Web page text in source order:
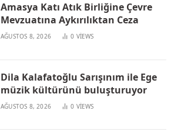
Amasya Katı Atık Birliğine Çevre
Mevzuatına Aykırılıktan Ceza
AĞUSTOS 8, 2026 0 VIEWS
Dila Kalafatoğlu Sarışınım ile Ege
müzik kültürünü buluşturuyor
AĞUSTOS 8, 2026 0 VIEWS